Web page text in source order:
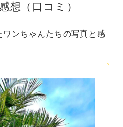
想（口コミ）
ンちゃんたちの写真と感